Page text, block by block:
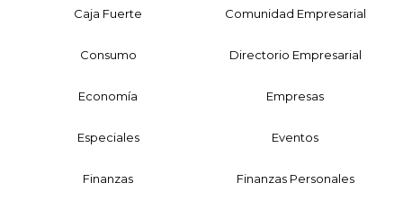
Caja Fuerte Comunidad Empresarial
Consumo Directorio Empresarial
Economía Empresas
Especiales Eventos
Finanzas Finanzas Personales